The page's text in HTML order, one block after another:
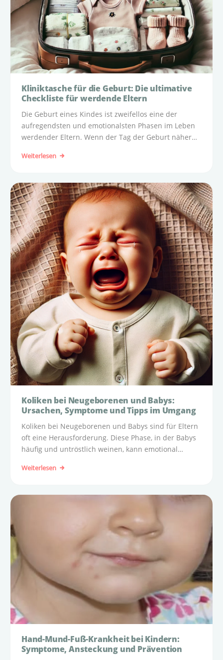
Kliniktasche für die Geburt: Die ultimative
Checkliste für werdende Eltern
Die Geburt eines Kindes ist zweifellos eine der
aufregendsten und emotionalsten Phasen im Leben
werdender Eltern. Wenn der Tag der Geburt näher
vorbereitet zu sein.
Weiterlesen
Koliken bei Neugeborenen und Babys:
Ursachen, Symptome und Tipps im Umgang
Koliken bei Neugeborenen und Babys sind für Eltern
oft eine Herausforderung. Diese Phase, in der Babys
häufig und untröstlich weinen, kann emotional
Weiterlesen
Hand-Mund-Fuß-Krankheit bei Kindern:
Symptome, Ansteckung und Prävention